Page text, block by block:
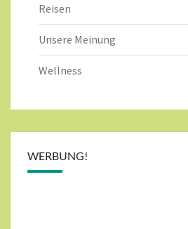
Reisen
Unsere Meinung
Wellness
WERBUNG!